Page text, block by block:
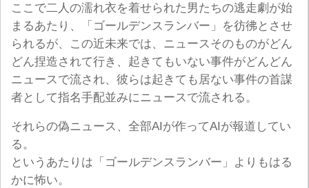
ここで二人の濡れ衣を着せられた男たちの逃走劇が始
まるあたり、「ゴールデンスランバー」を彷彿とさせ
られるが、この近未来では、ニュースそのものがどん
どん捏造されて行き、起きてもいない事件がどんどん
ニュースで流され、彼らは起きても居ない事件の首謀
者として指名手配並みにニュースで流される。
それらの偽ニュース、全部AIが作ってAIが報道してい
る。
というあたりは「ゴールデンスランバー」よりもはる
かに怖い。